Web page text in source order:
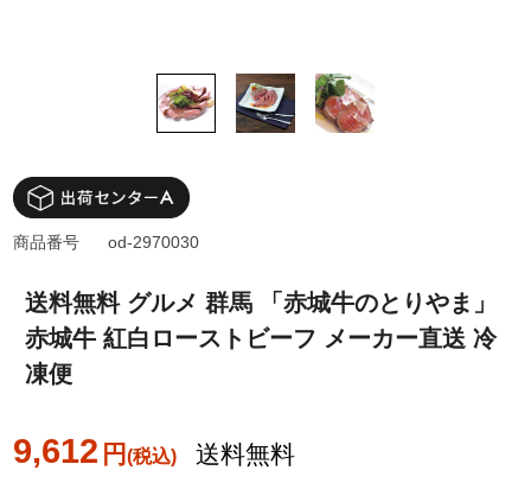
送料無料 グルメ 群馬 「赤城牛のとりやま」
赤城牛 紅白ローストビーフ メーカー直送 冷
凍便
9,612 円 送料無料
商品番号 od-2970030